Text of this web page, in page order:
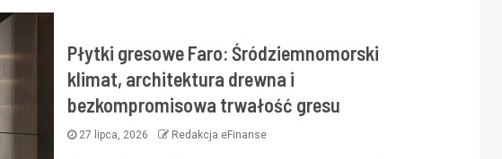
Płytki gresowe Faro: Śródziemnomorski
klimat, architektura drewna i
bezkompromisowa trwałość gresu
27 lipca, 2026 Redakcja eFinanse